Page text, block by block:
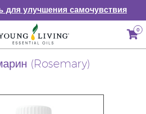
для улучшения самочувствия
0
(Rosemary)